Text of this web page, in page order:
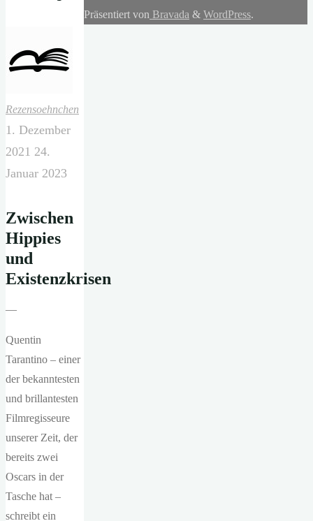
Rezensoehnchen
1. Dezember
2021 24.
Januar 2023
Zwischen
Hippies
und
Existenzkrisen
—
Quentin
Tarantino – einer
der bekanntesten
und brillantesten
Filmregisseure
unserer Zeit, der
bereits zwei
Oscars in der
Tasche hat –
schreibt ein
Präsentiert von Bravada & WordPress.